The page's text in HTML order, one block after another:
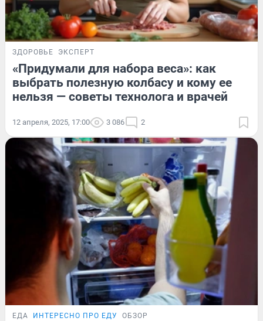
ЗДОРОВЬЕ ЭКСПЕРТ
«Придумали для набора веса»: как
выбрать полезную колбасу и кому ее
нельзя — советы технолога и врачей
12 апреля, 2025, 17:00 3 086 2
ЕДА ИНТЕРЕСНО ПРО ЕДУ ОБЗОР